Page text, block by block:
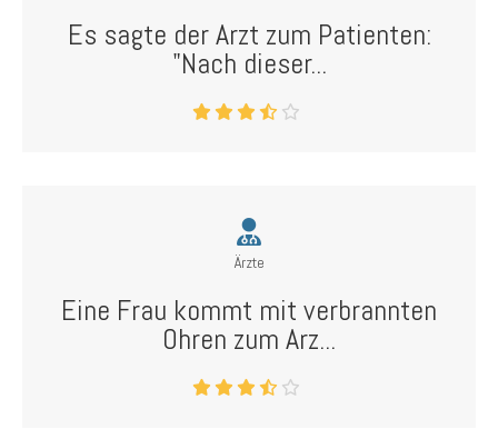
Es sagte der Arzt zum Patienten:
"Nach dieser...
Ärzte
Eine Frau kommt mit verbrannten
Ohren zum Arz...